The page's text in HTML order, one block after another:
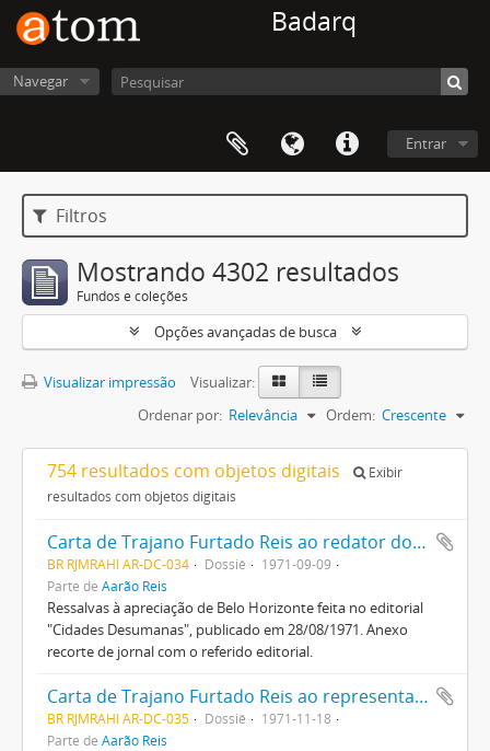
Badarq
Navegar
Entrar
Filtros
Mostrando 4302 resultados
Fundos e coleções
Opções avançadas de busca
Visualizar impressão
Visualizar:
Ordenar por: Relevância Ordem: Crescente
754 resultados com objetos digitais
Exibir
resultados com objetos digitais
Carta de Trajano Furtado Reis ao redator do Jornal do Brasil
BR RJMRAHI AR-DC-034 Dossiê
1971-09-09
Parte de Aarão Reis
Ressalvas à apreciação de Belo Horizonte feita no editorial
"Cidades Desumanas", publicado em 28/08/1971. Anexo
recorte de jornal com o referido editorial.
Carta de Trajano Furtado Reis ao representante do Jornal do Brasil em Belo Horizonte
BR RJMRAHI AR-DC-035 Dossiê
1971-11-18
Parte de Aarão Reis